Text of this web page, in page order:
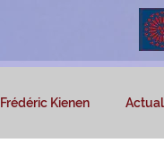
Frédéric Kienen